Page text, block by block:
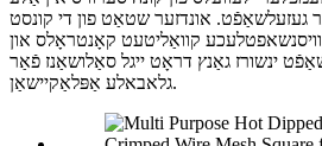
געזעלשאַפֿט. אונדזער שטאַט פון די קונסט
קוואַליטעט קאָנטראָלס און
ינשורז גאַנץ דראָט ייגל סאַלושאַנז פֿאַר
גלאבאלע אַפּלאַקיישאַן.